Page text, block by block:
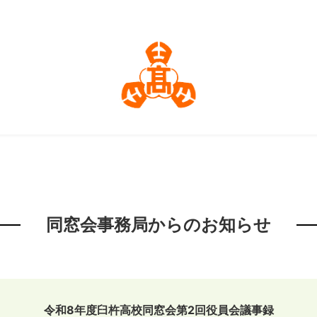
同窓会事務局からのお知らせ
令和8年度臼杵高校同窓会第2回役員会議事録